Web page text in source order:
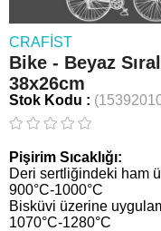
CRAFIST
Bike - Beyaz
38x26cm
Stok Kodu
Pişirim Sıcaklığı:
Deri sertliğindeki ham
900°C-1000°C
Bisküvi üzerine
1070°C-1280°C